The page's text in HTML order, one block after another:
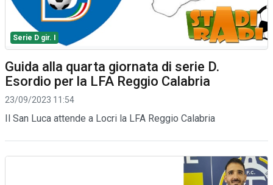
Serie D gir. I
Guida alla quarta giornata di serie D.
Esordio per la LFA Reggio Calabria
23/09/2023 11:54
Il San Luca attende a Locri la LFA Reggio Calabria